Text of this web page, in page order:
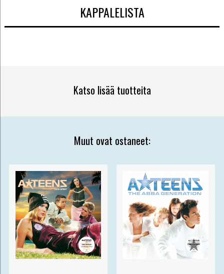
KAPPALELISTA
Katso lisää tuotteita
Muut ovat ostaneet: